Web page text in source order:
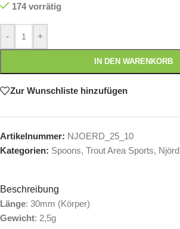
174 vorrätig
- +
IN DEN WARENKORB
Zur Wunschliste hinzufügen
Artikelnummer: NJOERD_25_10
Kategorien: Spoons, Trout Area Sports, Njörd
Beschreibung
Länge: 30mm (Körper)
Gewicht: 2,5g